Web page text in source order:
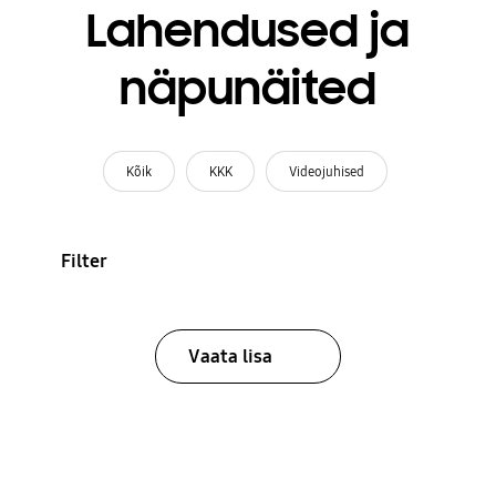
Lahendused ja
näpunäited
Kõik KKK Videojuhised
Filter
Vaata lisa